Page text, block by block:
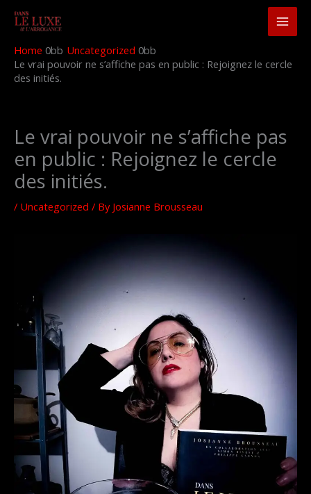
Skip
content
Home
Uncategorized
Le vrai pouvoir ne s’affiche pas en public : Rejoignez le cercle
des initiés.
Le vrai pouvoir ne s’affiche pas
en public : Rejoignez le cercle
des initiés.
/ Uncategorized / By Josianne Brousseau